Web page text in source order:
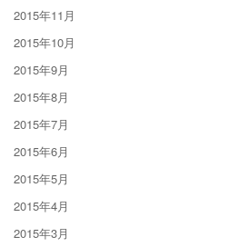
2015年11月
2015年10月
2015年9月
2015年8月
2015年7月
2015年6月
2015年5月
2015年4月
2015年3月